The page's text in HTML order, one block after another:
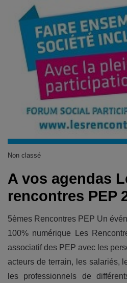
Non classé
A vos agendas
rencontres PEP
5èmes Rencontres PEP Un
100% numérique Les
associatif des PEP avec les
acteurs de terrain, les salariés,
les professionnels de